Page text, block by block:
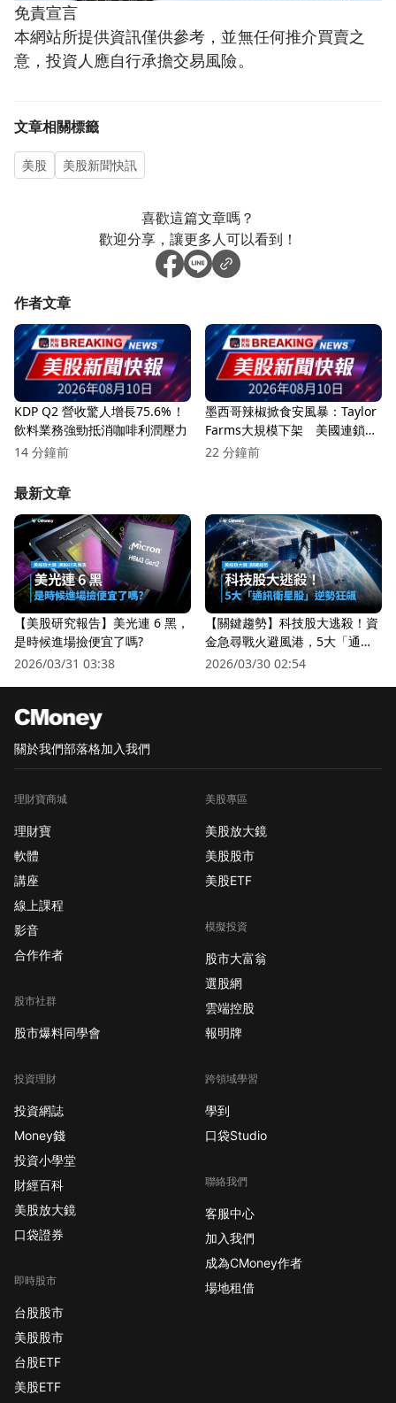
免責宣言
本網站所提供資訊僅供參考，並無任何推介買賣之
意，投資人應自行承擔交易風險。
文章相關標籤
美股 美股新聞快訊
喜歡這篇文章嗎？
歡迎分享，讓更多人可以看到！
作者文章
KDP Q2 營收驚人增長75.6%！
飲料業務強勁抵消咖啡利潤壓力
14 分鐘前
墨西哥辣椒掀食安風暴：Taylor
Farms大規模下架 美國連鎖餐
飲、零售通路全面警戒
22 分鐘前
最新文章
【美股研究報告】美光連 6 黑，
是時候進場撿便宜了嗎?
2026/03/31 03:38
【關鍵趨勢】科技股大逃殺！資
金急尋戰火避風港，5大「通訊
衛星股」逆勢狂飆
2026/03/30 02:54
關於我們部落格加入我們
理財寶商城
理財寶
軟體
講座
線上課程
影音
合作作者
股市社群
股市爆料同學會
投資理財
投資網誌
Money錢
投資小學堂
財經百科
美股放大鏡
口袋證券
即時股市
台股股市
美股股市
台股ETF
美股ETF
美股專區
美股放大鏡
美股股市
美股ETF
模擬投資
股市大富翁
選股網
雲端控股
報明牌
跨領域學習
學到
口袋Studio
聯絡我們
客服中心
加入我們
成為CMoney作者
場地租借